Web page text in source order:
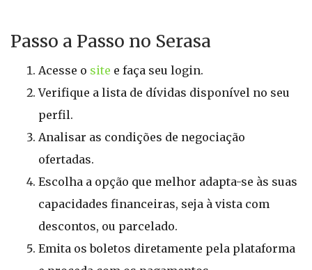
Passo a Passo no Serasa
Acesse o site e faça seu login.
Verifique a lista de dívidas disponível no seu
perfil.
Analisar as condições de negociação
ofertadas.
Escolha a opção que melhor adapta-se às suas
capacidades financeiras, seja à vista com
descontos, ou parcelado.
Emita os boletos diretamente pela plataforma